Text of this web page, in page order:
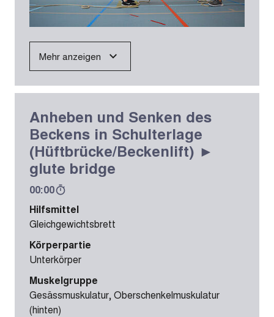
Mehr anzeigen
Anheben und Senken des
Beckens in Schulterlage
(Hüftbrücke/Beckenlift) ►
glute bridge
00:00
Hilfsmittel
Gleichgewichtsbrett
Körperpartie
Unterkörper
Muskelgruppe
Gesässmuskulatur, Oberschenkelmuskulatur
(hinten)